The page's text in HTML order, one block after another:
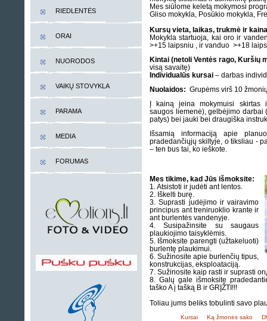
Mes siūlome keletą mokymosi
Gliso mokykla, Posūkio mokykla,
Kursų vieta, laikas, trukmė ir kaina
Mokykla startuoja, kai oro ir
>+15 laipsniu , ir vanduo >+18
Kintai (netoli Ventės rago, Kuršių
visą savaitę)
Individualūs kursai – darbas
Nuolaidos: Grupėms virš 10
Į kainą įeina mokymuisi skirtas
saugos liemenė), gelbėjimo darbai
patys) bei jauki bei draugiška
Išsamią informaciją apie
pradedančiųjų skiltyje, o tiksliau -
– ten bus tai, ko ieškote.
Mes tikime, kad Jūs išmoksite:
1. Atsistoti ir judėti ant lentos.
2. Iškelti burę.
3. Suprasti judėjimo ir vairavimo
principus ant treniruoklio krante ir
ant burlentės vandenyje.
4. Susipažinsite su saugaus
plaukiojimo taisyklėmis.
5. Išmoksite parengti (užtakeluoti)
burlentę plaukimui.
6. Sužinosite apie burlenčių tipus,
konstrukcijas, eksploataciją.
7. Sužinosite kaip rasti ir suprasti
8. Galų gale išmoksite
taško A į tašką B ir GRĮŽTI!!!
Toliau jums beliks tobulinti savo
Kursai Ką žmonės sako
RIEDLENTĖS
ORAI
NUORODOS
VAIKŲ STOVYKLA
PARAMA
MEDIA
FORUMAS